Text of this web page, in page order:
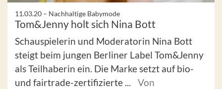
11.03.20 – Nachhaltige Babymode
Tom&Jenny holt sich Nina Bott
Schauspielerin und Moderatorin Nina Bott
steigt beim jungen Berliner Label Tom&Jenny
als Teilhaberin ein. Die Marke setzt auf bio-
und fairtrade-zertifizierte ...
Von